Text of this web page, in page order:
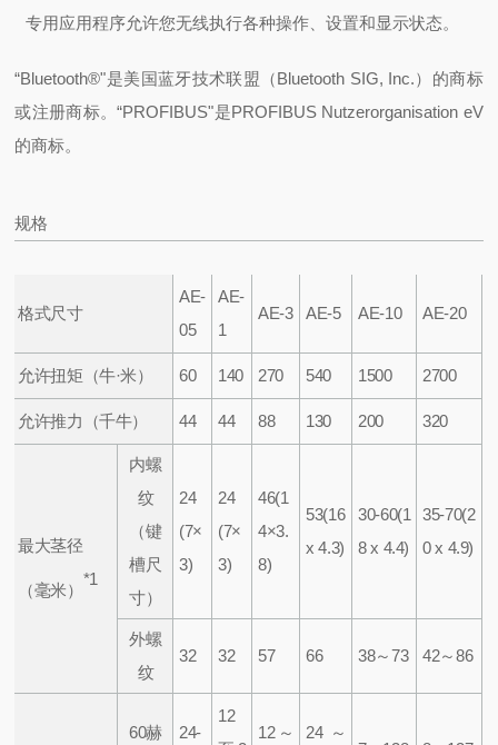
专用应用程序允许您无线执行各种操作、设置和显示状态。
“Bluetooth®"是美国蓝牙技术联盟（Bluetooth SIG, Inc.）的商标
或注册商标。“PROFIBUS"是PROFIBUS Nutzerorganisation eV
的商标。
规格
格式尺寸
AE-
05
AE-
1
AE-3 AE-5 AE-10 AE-20
允许扭矩（牛·米） 60 140 270 540 1500 2700
允许推力（千牛） 44 44 88 130 200 320
最大茎径
（毫米）
*1
内螺
纹
（键
槽尺
寸）
24
(7×
3)
24
(7×
3)
46(1
4×3.
8)
53(16
x 4.3)
30-60(1
8 x 4.4)
35-70(2
0 x 4.9)
外螺
纹
32 32 57 66 38～73 42～86
60赫 24-
12
12～
24～